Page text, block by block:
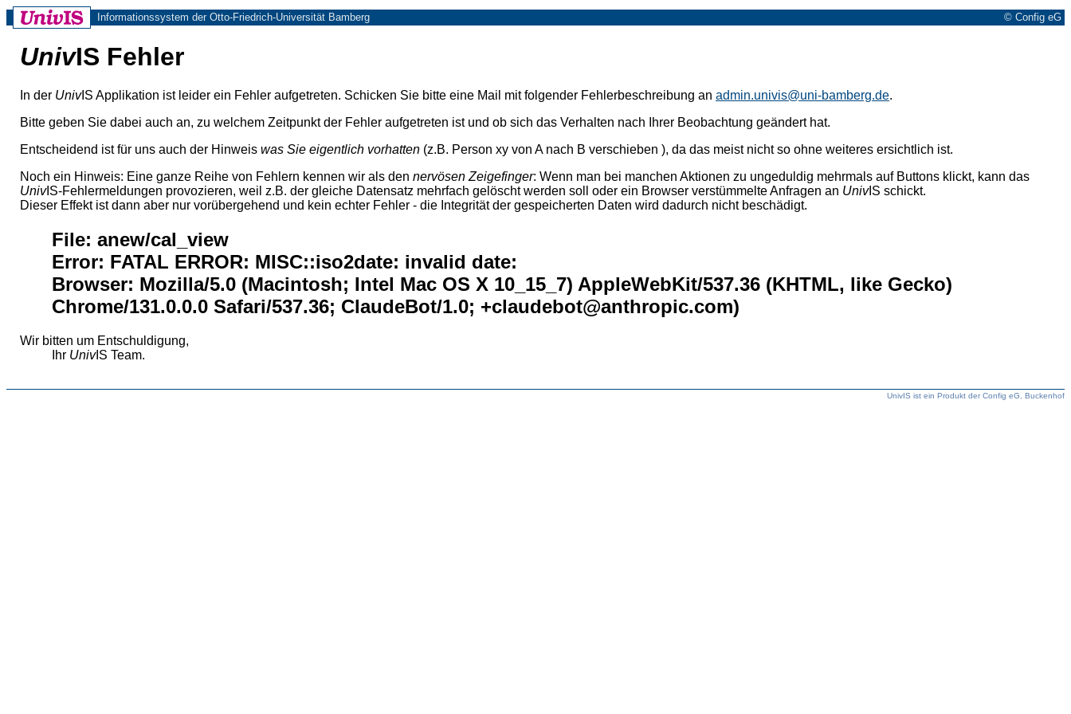
Informationssystem der Otto-Friedrich-Universität Bamberg © Config eG
UnivIS Fehler
In der UnivIS Applikation ist leider ein Fehler aufgetreten. Schicken Sie bitte eine Mail mit folgender Fehlerbeschreibung an admin.univis@uni-bamberg.de.
Bitte geben Sie dabei auch an, zu welchem Zeitpunkt der Fehler aufgetreten ist und ob sich das Verhalten nach Ihrer Beobachtung geändert hat.
Entscheidend ist für uns auch der Hinweis was Sie eigentlich vorhatten (z.B. Person xy von A nach B verschieben ), da das meist nicht so ohne weiteres ersichtlich ist.
Noch ein Hinweis: Eine ganze Reihe von Fehlern kennen wir als den nervösen Zeigefinger: Wenn man bei manchen Aktionen zu ungeduldig mehrmals auf Buttons klickt, kann das
UnivIS-Fehlermeldungen provozieren, weil z.B. der gleiche Datensatz mehrfach gelöscht werden soll oder ein Browser verstümmelte Anfragen an UnivIS schickt.
Dieser Effekt ist dann aber nur vorübergehend und kein echter Fehler - die Integrität der gespeicherten Daten wird dadurch nicht beschädigt.
File: anew/cal_view
Error: FATAL ERROR: MISC::iso2date: invalid date:
Browser: Mozilla/5.0 (Macintosh; Intel Mac OS X 10_15_7) AppleWebKit/537.36 (KHTML, like Gecko)
Chrome/131.0.0.0 Safari/537.36; ClaudeBot/1.0; +claudebot@anthropic.com)
Wir bitten um Entschuldigung,
Ihr UnivIS Team.
UnivIS ist ein Produkt der Config eG, Buckenhof